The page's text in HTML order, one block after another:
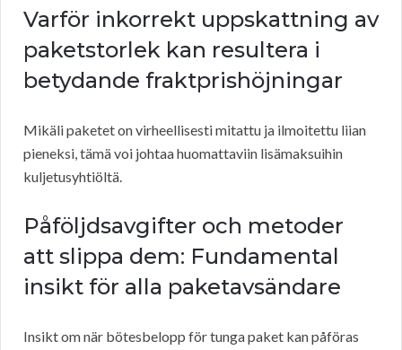
Varför inkorrekt uppskattning av
paketstorlek kan resultera i
betydande fraktprishöjningar
Mikäli paketet on virheellisesti mitattu ja ilmoitettu liian
pieneksi, tämä voi johtaa huomattaviin lisämaksuihin
kuljetusyhtiöltä.
Påföljdsavgifter och metoder
att slippa dem: Fundamental
insikt för alla paketavsändare
Insikt om när bötesbelopp för tunga paket kan påföras